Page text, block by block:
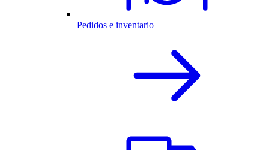
Pedidos e inventario